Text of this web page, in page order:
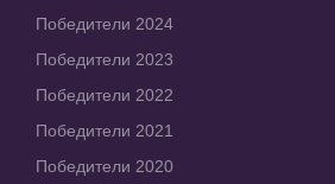
Победители 2024
Победители 2023
Победители 2022
Победители 2021
Победители 2020